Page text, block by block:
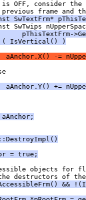
SwTextFrm*
pThisTextFrm-
IsVertical() )
aAnchor.X() -=
aAnchor.Y() +=
= true;
&&